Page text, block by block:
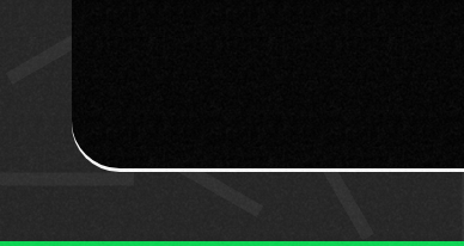
JOIN TELEGRAM GROUP